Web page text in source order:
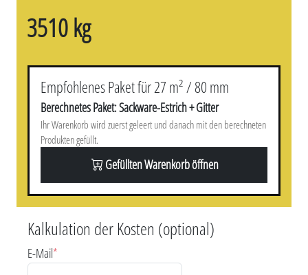
3510 kg
Empfohlenes Paket für 27 m² / 80 mm
Berechnetes Paket: Sackware-Estrich + Gitter
Ihr Warenkorb wird zuerst geleert und danach mit den berechneten
Produkten gefüllt.
Gefüllten Warenkorb öffnen
Kalkulation der Kosten (optional)
E-Mail*